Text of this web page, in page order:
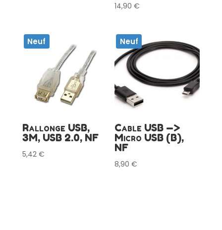
14,90€
Neuf
Rallonge USB,
3M, USB 2.0, NF
5,42 €
Neuf
Cable USB —>
Micro USB (B),
NF
8,90€